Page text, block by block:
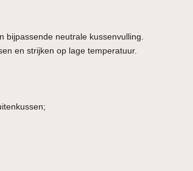
neutrale kussenvulling.
en strijken op lage temperatuur.